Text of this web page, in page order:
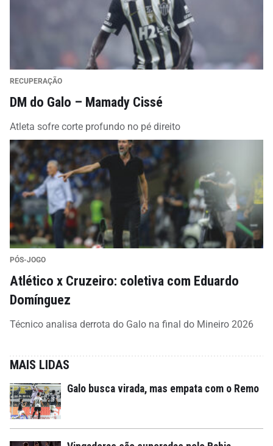
RECUPERAÇÃO
DM do Galo – Mamady Cissé
Atleta sofre corte profundo no pé direito
PÓS-JOGO
Atlético x Cruzeiro: coletiva com Eduardo
Domínguez
Técnico analisa derrota do Galo na final do Mineiro 2026
MAIS LIDAS
Galo busca virada, mas empata com o Remo